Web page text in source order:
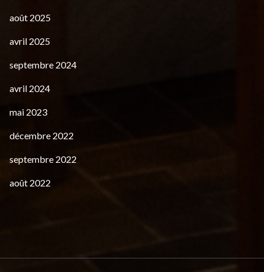
août 2025
avril 2025
septembre 2024
avril 2024
mai 2023
décembre 2022
septembre 2022
août 2022